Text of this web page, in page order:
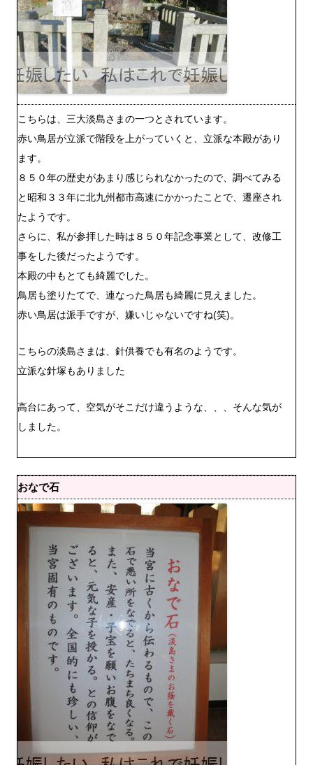
こちらは、三大淡島さまの一つとされています。
赤い鳥居が立派で階段を上がっていくと、立派な本殿があり
ます。
８５０年の歴史があまり感じられなかったので、調べてみる
と昭和３３年に北九州都市高速にかかったことで、遷座され
たようです。
さらに、私が参拝した時は８５０年記念事業として、改修工
事をした後だったようです。
本殿の中もとても綺麗でした。
鳥居も塗りたてで、連なった鳥居も綺麗に見えました。
赤い鳥居は派手ですが、嫌いじゃないですね(笑)。
こちらの淡島さまは、針供養でも有名のようです。
立派な針塚もありました
高台にあって、空気がそこだけ違うような、、、そんな気が
しました。
おなで石